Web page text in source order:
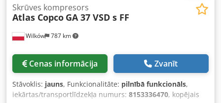
Wilków 787 km
Skrūves kompresors
Atlas Copco GA 37 VSD s FF
Cenas informācija Zvanīt
Stāvoklis: jauns, Funkcionalitāte: pilnībā funkcionāls,
iekārtas/transportlīdzekļa numurs: 8153336470, kopējais